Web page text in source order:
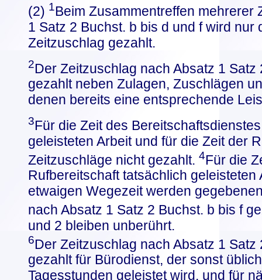
(2) 1Beim Zusammentreffen mehrerer
1 Satz 2 Buchst. b bis d und f wird nur
Zeitzuschlag gezahlt.
2Der Zeitzuschlag nach Absatz 1
gezahlt neben Zulagen, Zuschlägen
denen bereits eine entsprechende
3Für die Zeit des
geleisteten Arbeit und für die Zeit der
Zeitzuschläge nicht gezahlt. 4Für die
Rufbereitschaft tatsächlich
etwaigen Wegezeit werden
nach Absatz 1 Satz 2 Buchst. b bis f
und 2 bleiben unberührt.
6Der Zeitzuschlag nach Absatz 1 Satz
gezahlt für Bürodienst, der sonst
Tagesstunden geleistet wird, und für